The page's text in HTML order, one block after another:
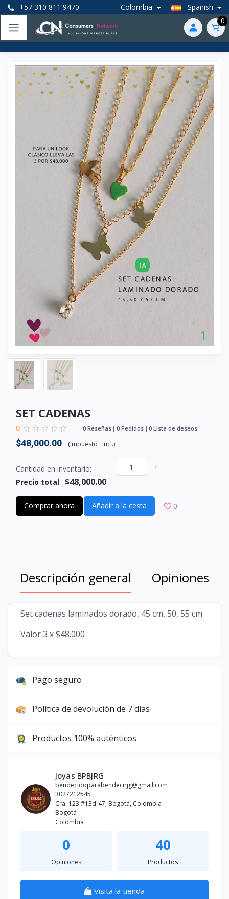
+57 310 811 9470 Colombia Spanish
0
SET CADENAS
0 0 Reseñas 0 Pedidos 0 Lista de deseos
$48,000.00 (Impuesto : incl.)
Cantidad en inventario: - +
Precio total : $48,000.00
Comprar ahora Añadir a la cesta 0
Descripción general Opiniones
Set cadenas laminados dorado, 45 cm, 50, 55 cm
Valor 3 x $48.000
Pago seguro
Política de devolución de 7 días
Productos 100% auténticos
Joyas BPBJRG
bendecidoparabendecirjg@gmail.com
3027212545
Cra. 123 #13d-47, Bogotá, Colombia
Bogotá
Colombia
0
Opiniones
40
Productos
Visita la tienda